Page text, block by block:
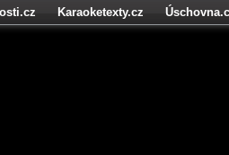
Karaoketexty.cz